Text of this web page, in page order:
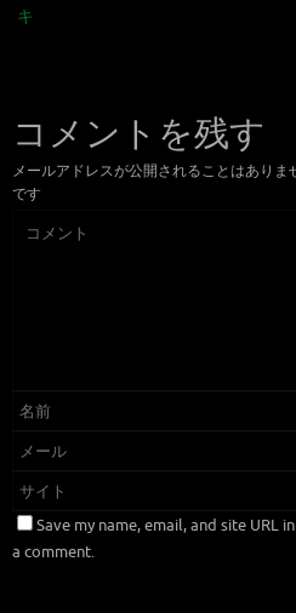
キ
コメントを残す
メールアドレスが公開されることはありま
です
Save my name, email, and site URL
a comment.